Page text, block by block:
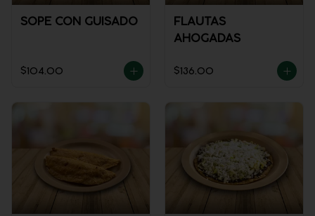
SOPE CON GUISADO
$104.00
FLAUTAS
AHOGADAS
$136.00